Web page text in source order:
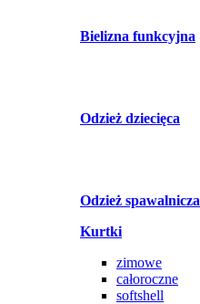
Bielizna funkcyjna
Odzież dziecięca
Odzież spawalnicza
Kurtki
zimowe
całoroczne
softshell